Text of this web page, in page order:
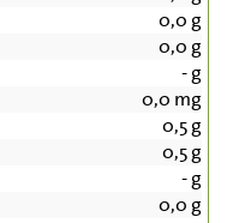
0,0 g
0,0 g
-g
0,0 mg
0,5g
0,5g
-g
0,0 g